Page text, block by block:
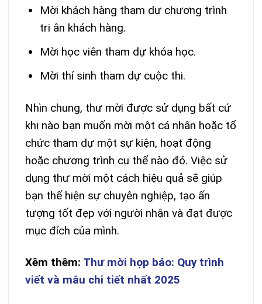
Mời khách hàng tham dự chương trình
tri ân khách hàng.
Mời học viên tham dự khóa học.
Mời thí sinh tham dự cuộc thi.
Nhìn chung, thư mời được sử dụng bất cứ
khi nào bạn muốn mời một cá nhân hoặc tổ
chức tham dự một sự kiện, hoạt động
hoặc chương trình cụ thể nào đó. Việc sử
dụng thư mời một cách hiệu quả sẽ giúp
bạn thể hiện sự chuyên nghiệp, tạo ấn
tượng tốt đẹp với người nhận và đạt được
mục đích của mình.
Xêm thêm: Thư mời họp báo: Quy trình
viết và mẫu chi tiết nhất 2025